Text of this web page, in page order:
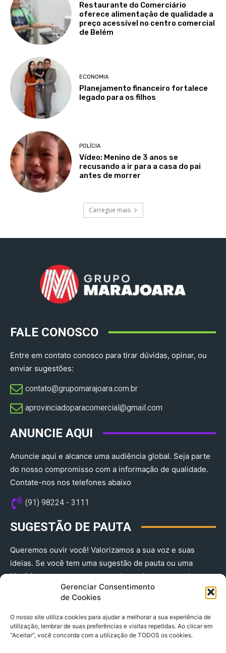
Gerenciar Consentimento
de Cookies
O nosso site utiliza cookies para ajudar a melhorar a sua experiência de
utilização, lembrar de suas preferências e visitas repetidas. Ao clicar em
“Aceitar”, você concorda com a utilização de TODOS os cookies.
Restaurante do Comerciário
oferece alimentação de qualidade a
preço acessível no centro comercial
de Belém
ECONOMIA
Planejamento financeiro fortalece
legado para os filhos
POLÍCIA
Vídeo: Menino de 3 anos se
recusando a ir para a casa do pai
antes de morrer
Carregue mais
FALE CONOSCO
Entre em contato conosco para tirar dúvidas, opinar, ou
enviar sugestões:
contato@grupomarajoara.com.br
aprovinciadoparacomercial@gmail.com​
ANUNCIE AQUI
Anuncie aqui e alcance uma audiência global. Seja parte
do nosso compromisso com a informação de qualidade.
Contate-nos nos telefones abaixo
(91) 98224 - 3111
SUGESTÃO DE PAUTA
Queremos ouvir você! Valorizamos a sua voz e suas
ideias. Se você tem uma sugestão de pauta ou uma
história que merece ser contada, envie-nos agora!
(91) 98224 - 3111